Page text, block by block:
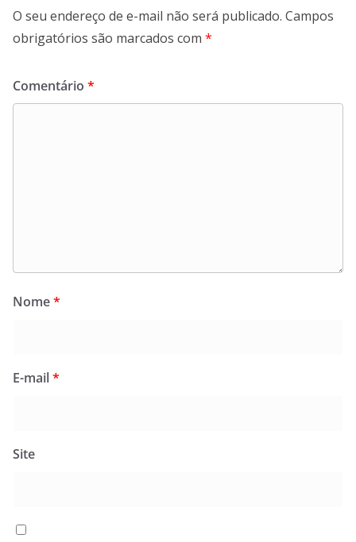
O seu endereço de e-mail não será publicado. Campos
obrigatórios são marcados com *
Comentário *
Nome*
E-mail*
Site